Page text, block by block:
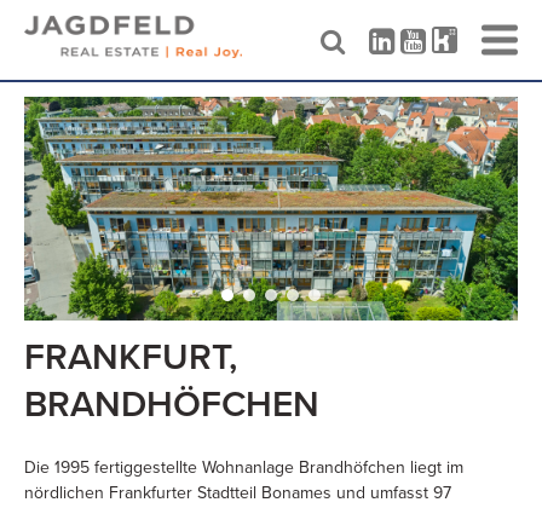
Skip
content
FRANKFURT,
BRANDHÖFCHEN
Die 1995 fertiggestellte Wohnanlage Brandhöfchen liegt im
nördlichen Frankfurter Stadtteil Bonames und umfasst 97